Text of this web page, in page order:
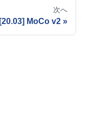
次へ
[20.03] MoCo v2